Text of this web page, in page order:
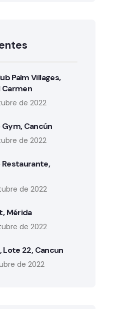
Palm Villages,
Carmen
de 2022
Cancún
de 2022
de 2022
Mérida
de 2022
Lote 22, Cancun
de 2022